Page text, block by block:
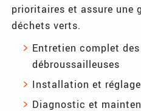
prioritaires et assure une
déchets verts.
Entretien complet
débroussailleuses
Installation et
Diagnostic et